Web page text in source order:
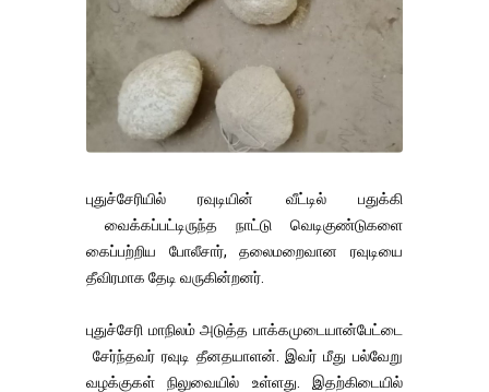
புதுச்சேரியில் ரவுடியின் வீட்டில் பதுக்கி
வைக்கப்பட்டிருந்த நாட்டு வெடிகுண்டுகளை
கைப்பற்றிய போலீசார், தலைமறைவான ரவுடியை
தீவிரமாக தேடி வருகின்றனர்.
புதுச்சேரி மாநிலம் அடுத்த பாக்கமுடையான்பேட்டை
சேர்ந்தவர் ரவுடி தீனதயாளன். இவர் மீது பல்வேறு
வழக்குகள் நிலுவையில் உள்ளது. இதற்கிடையில்